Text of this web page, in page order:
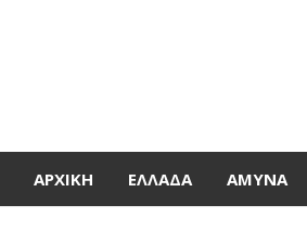
ΑΡΧΙΚΉ ΕΛΛΆΔΑ ΆΜΥΝΑ